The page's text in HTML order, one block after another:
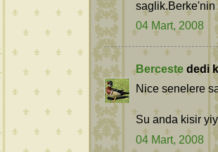
saglik.Berke'nin
04 Mart, 2008
Berceste dedi
Nice senelere
Su anda kisir
04 Mart, 2008